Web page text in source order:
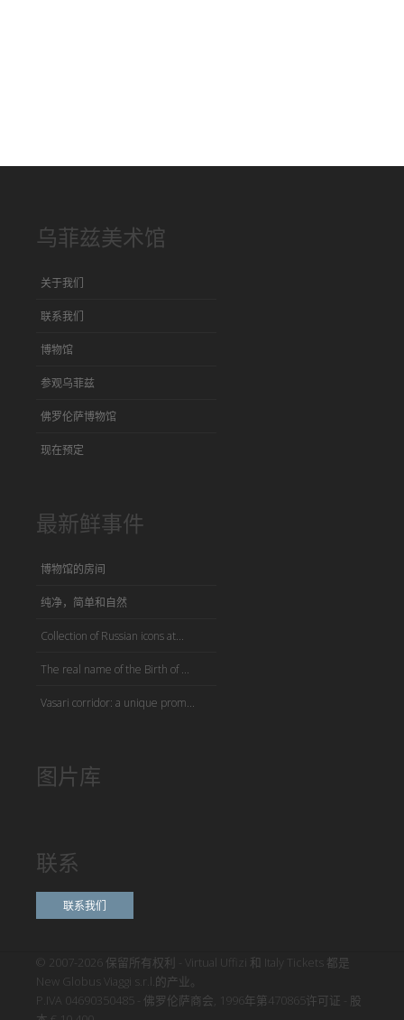
乌菲兹美术馆
关于我们
联系我们
博物馆
参观乌菲兹
佛罗伦萨博物馆
现在预定
最新鲜事件
博物馆的房间
纯净，简单和自然
Collection of Russian icons at...
The real name of the Birth of ...
Vasari corridor: a unique prom...
图片库
联系
联系我们
© 2007-2026 保留所有权利 - Virtual Uffizi 和 Italy Tickets 都是
New Globus Viaggi s.r.l.的产业。
P.IVA 04690350485 - 佛罗伦萨商会, 1996年第470865许可证 - 股